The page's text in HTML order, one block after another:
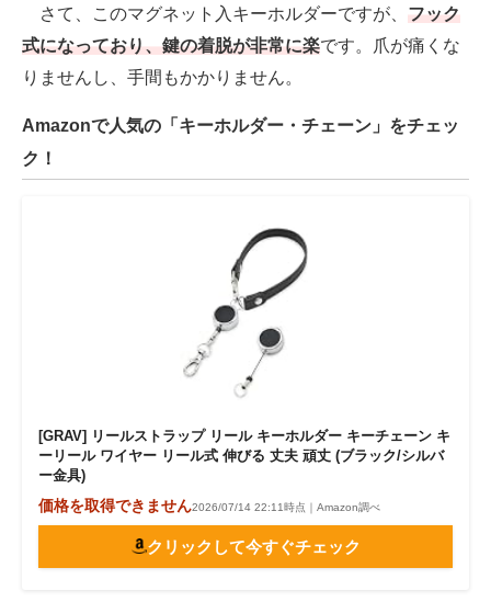
さて、このマグネット入キーホルダーですが、 フック
式になっており、鍵の着脱が非常に楽です。爪が痛くな
りませんし、手間もかかりません。
Amazonで人気の「キーホルダー・チェーン」をチェッ
ク！
[GRAV] リールストラップ リール キーホルダー キーチェーン キ
ーリール ワイヤー リール式 伸びる 丈夫 頑丈 (ブラック/シルバ
ー金具)
価格を取得できません2026/07/14 22:11時点｜Amazon調べ
クリックして今すぐチェック